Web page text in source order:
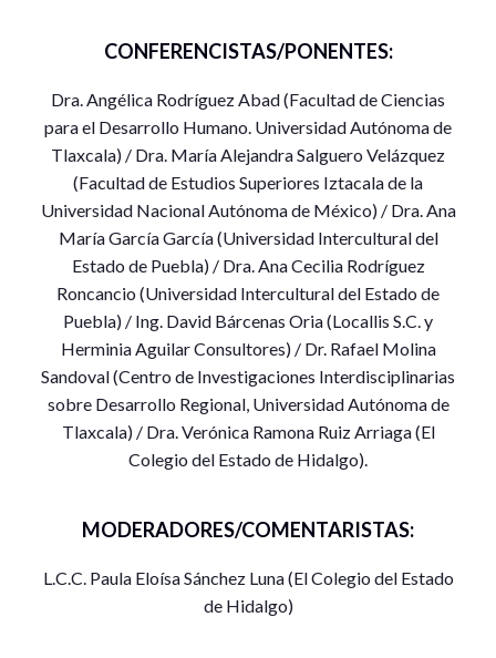
CONFERENCISTAS/PONENTES:
Dra. Angélica Rodríguez Abad (Facultad de Ciencias
para el Desarrollo Humano. Universidad Autónoma de
Tlaxcala) / Dra. María Alejandra Salguero Velázquez
(Facultad de Estudios Superiores Iztacala de la
Universidad Nacional Autónoma de México) / Dra. Ana
María García García (Universidad Intercultural del
Estado de Puebla) / Dra. Ana Cecilia Rodríguez
Roncancio (Universidad Intercultural del Estado de
Puebla) / Ing. David Bárcenas Oria (Locallis S.C. y
Herminia Aguilar Consultores) / Dr. Rafael Molina
Sandoval (Centro de Investigaciones Interdisciplinarias
sobre Desarrollo Regional, Universidad Autónoma de
Tlaxcala) / Dra. Verónica Ramona Ruiz Arriaga (El
Colegio del Estado de Hidalgo).
MODERADORES/COMENTARISTAS:
L.C.C. Paula Eloísa Sánchez Luna (El Colegio del Estado
de Hidalgo)